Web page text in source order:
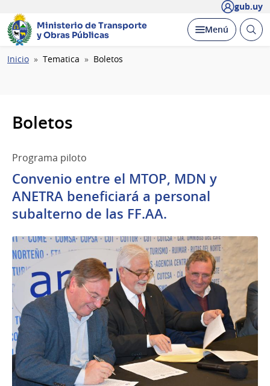
gub.uy
Ministerio de Transporte
y Obras Públicas
Desplegar
Menú Abrir
Ruta
Inicio Tematica Boletos
Boletos
Programa piloto
Convenio entre el MTOP, MDN y
ANETRA beneficiará a personal
subalterno de las FF.AA.